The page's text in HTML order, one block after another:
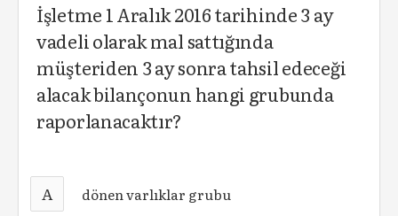
İşletme 1 Aralık 2016 tarihinde 3 ay
vadeli olarak mal sattığında
müşteriden 3 ay sonra tahsil edeceği
alacak bilançonun hangi grubunda
raporlanacaktır?
A dönen varlıklar grubu